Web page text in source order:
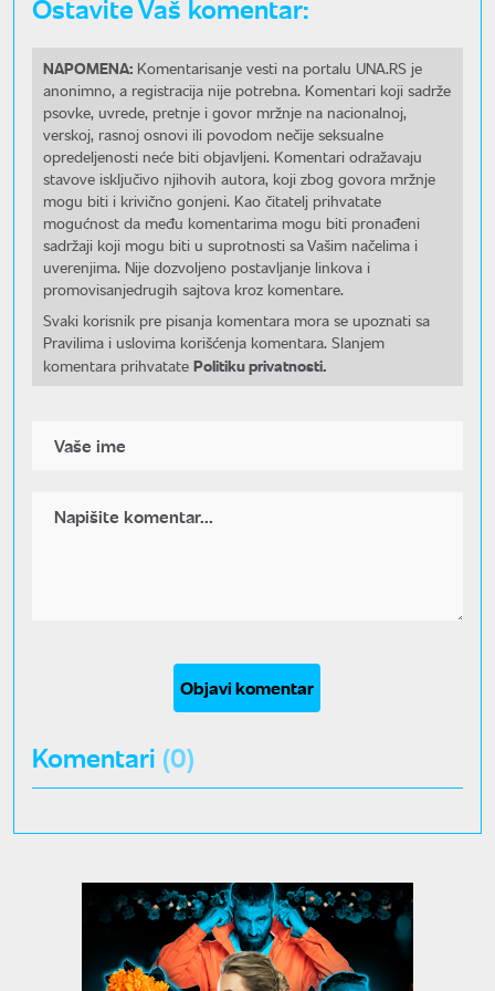
Ostavite Vaš komentar:
NAPOMENA: Komentarisanje vesti na portalu UNA.RS je
anonimno, a registracija nije potrebna. Komentari koji sadrže
psovke, uvrede, pretnje i govor mržnje na nacionalnoj,
verskoj, rasnoj osnovi ili povodom nečije seksualne
opredeljenosti neće biti objavljeni. Komentari odražavaju
stavove isključivo njihovih autora, koji zbog govora mržnje
mogu biti i krivično gonjeni. Kao čitatelj prihvatate
mogućnost da među komentarima mogu biti pronađeni
sadržaji koji mogu biti u suprotnosti sa Vašim načelima i
uverenjima. Nije dozvoljeno postavljanje linkova i
promovisanjedrugih sajtova kroz komentare.
Svaki korisnik pre pisanja komentara mora se upoznati sa
Pravilima i uslovima korišćenja komentara. Slanjem
komentara prihvatate Politiku privatnosti.
Objavi komentar
Komentari (0)